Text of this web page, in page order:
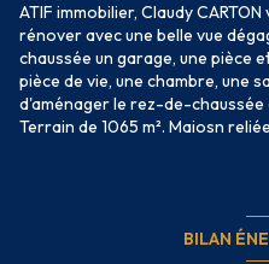
ATIF immobilier, Claudy
rénover avec une belle vue
chaussée un garage, une pièce
pièce de vie, une chambre, une
d'aménager le rez-de-
Terrain de 1065 m². Maiosn
BILAN